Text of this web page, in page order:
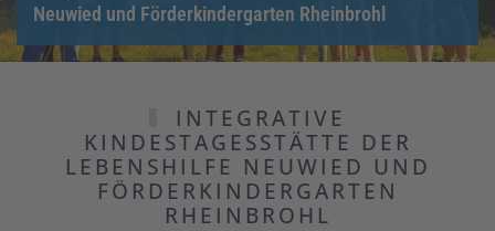
Neuwied und Förderkindergarten Rheinbrohl
INTEGRATIVE
KINDESTAGESSTÄTTE DER
LEBENSHILFE NEUWIED UND
FÖRDERKINDERGARTEN
RHEINBROHL